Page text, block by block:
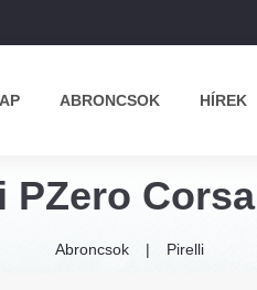
ABRONCSOK HÍREK
PZero
Abroncsok Pirelli